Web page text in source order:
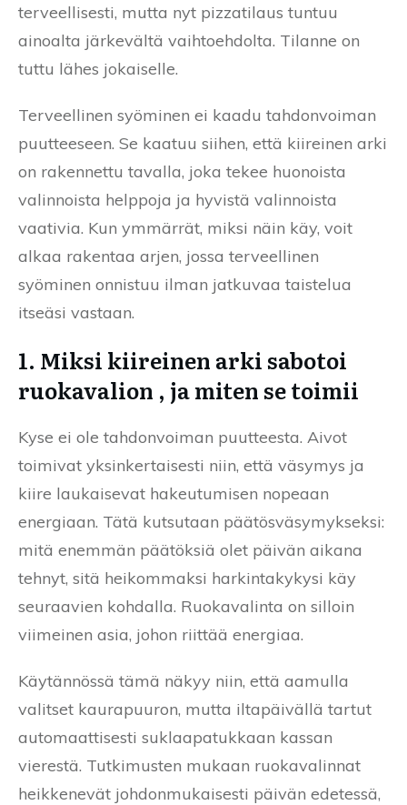
terveellisesti, mutta nyt pizzatilaus tuntuu
ainoalta järkevältä vaihtoehdolta. Tilanne on
tuttu lähes jokaiselle.
Terveellinen syöminen ei kaadu tahdonvoiman
puutteeseen. Se kaatuu siihen, että kiireinen arki
on rakennettu tavalla, joka tekee huonoista
valinnoista helppoja ja hyvistä valinnoista
vaativia. Kun ymmärrät, miksi näin käy, voit
alkaa rakentaa arjen, jossa terveellinen
syöminen onnistuu ilman jatkuvaa taistelua
itseäsi vastaan.
1. Miksi kiireinen arki sabotoi
ruokavalion , ja miten se toimii
Kyse ei ole tahdonvoiman puutteesta. Aivot
toimivat yksinkertaisesti niin, että väsymys ja
kiire laukaisevat hakeutumisen nopeaan
energiaan. Tätä kutsutaan päätösväsymykseksi:
mitä enemmän päätöksiä olet päivän aikana
tehnyt, sitä heikommaksi harkintakykysi käy
seuraavien kohdalla. Ruokavalinta on silloin
viimeinen asia, johon riittää energiaa.
Käytännössä tämä näkyy niin, että aamulla
valitset kaurapuuron, mutta iltapäivällä tartut
automaattisesti suklaapatukkaan kassan
vierestä. Tutkimusten mukaan ruokavalinnat
heikkenevät johdonmukaisesti päivän edetessä,